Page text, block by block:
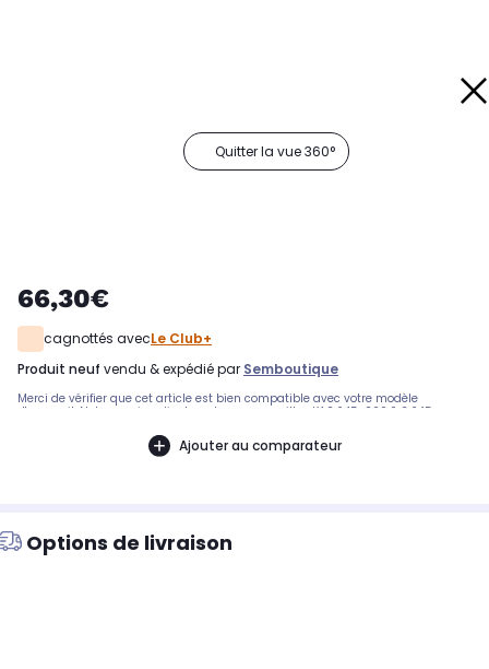
Quitter la vue 360°
66,30€
cagnottés avecLe Club+
produit neuf vendu & expédié par Semboutique
Merci de vérifier que cet article est bien compatible avec votre modèle
d'appareil. Notre service client peut vous conseiller. KA2.645-200.0 2.645-
modèle suivant : KARCHER: TOUSAjouter au comparateur
Options de livraison